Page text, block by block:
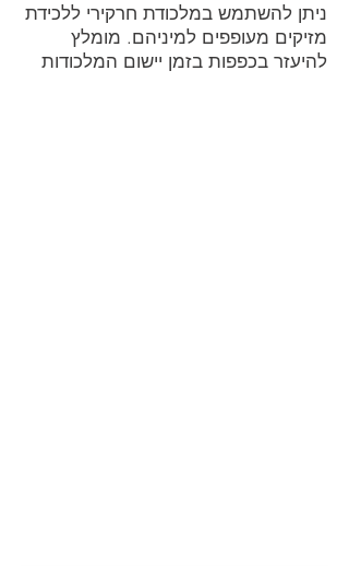
ניתן להשתמש במלכודת חרקירי ללכידת
מזיקים מעופפים למיניהם. מומלץ
להיעזר בכפפות בזמן יישום המלכודות